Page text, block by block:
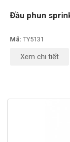
Đầu phun
Mã: TY5131
Xem chi tiết